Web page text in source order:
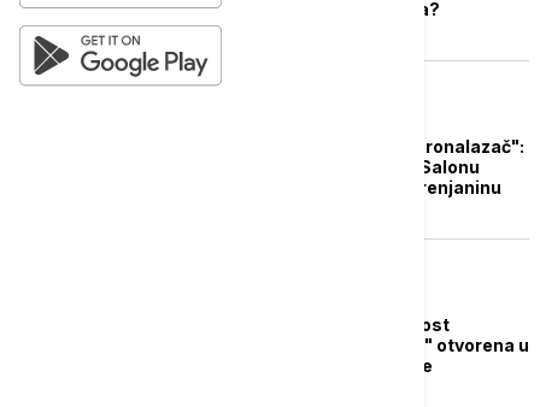
industrijska revolucija?
"Leonardo: naučnik i pronalazač":
Izložba o Da Vinčiju u Salonu
Narodnog muzeja u Zrenjaninu
Izložba "Snaga i svetlost
industrijskog nasleđa" otvorena u
Muzeju nauke i tehnike